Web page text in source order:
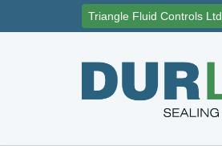
Triangle Fluid Controls Ltd.